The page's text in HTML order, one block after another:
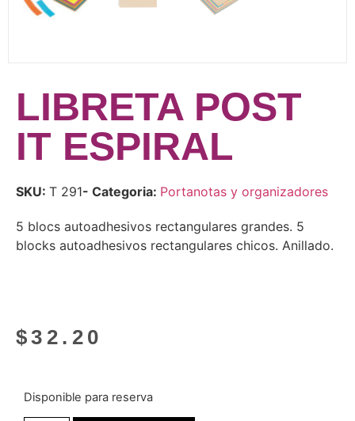
LIBRETA POST
IT ESPIRAL
SKU: T 291- Categoria: Portanotas y organizadores
5 blocs autoadhesivos rectangulares grandes. 5
blocks autoadhesivos rectangulares chicos. Anillado.
$32.20
Disponible para reserva